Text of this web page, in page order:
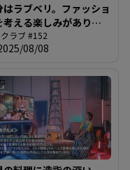
はラブベリ。ファッショ
考える楽しみがありそ
バーチャル唐澤さん＠
クラブ #152
クラブ #152
08/08